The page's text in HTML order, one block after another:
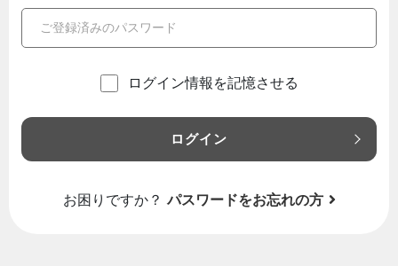
ログイン情報を記憶させる
ログイン
お困りですか？ パスワードをお忘れの方